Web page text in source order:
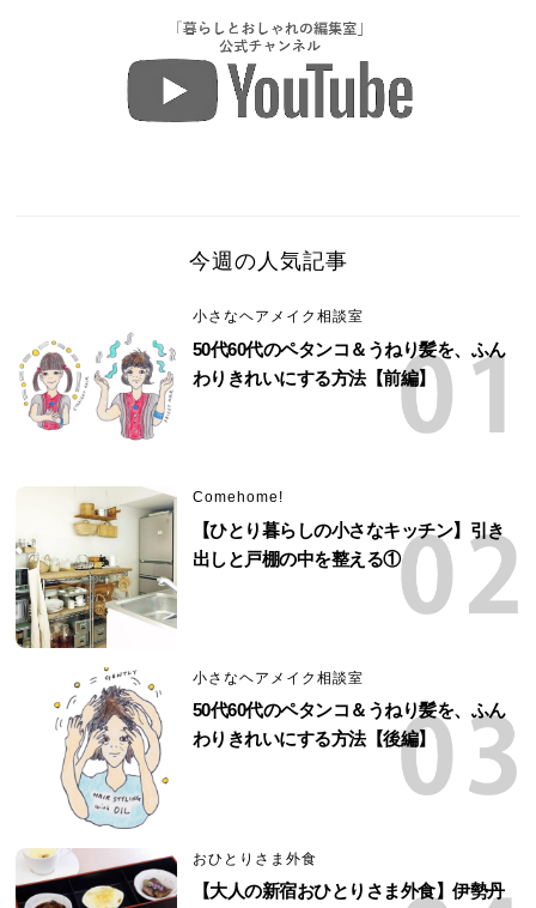
今週の人気記事
小さなヘアメイク相談室
50代60代のペタンコ＆うねり髪を、ふん
わりきれいにする方法【前編】
Comehome!
【ひとり暮らしの小さなキッチン】引き
出しと戸棚の中を整える①
小さなヘアメイク相談室
50代60代のペタンコ＆うねり髪を、ふん
わりきれいにする方法【後編】
おひとりさま外食
【大人の新宿おひとりさま外食】伊勢丹